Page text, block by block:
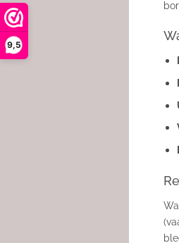
9,5